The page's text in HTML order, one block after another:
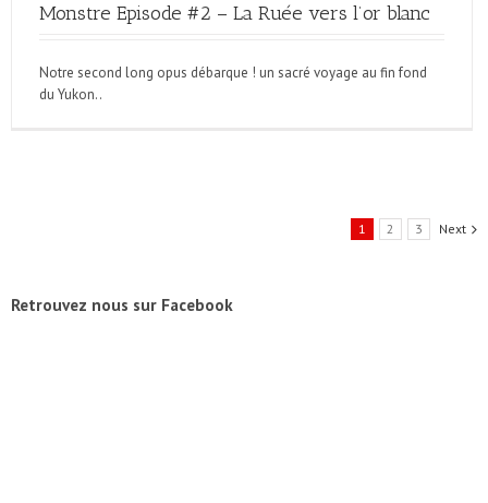
Monstre Episode #2 – La Ruée vers l’or blanc
Notre second long opus débarque ! un sacré voyage au fin fond
du Yukon..
1 2 3 Next
Retrouvez nous sur Facebook